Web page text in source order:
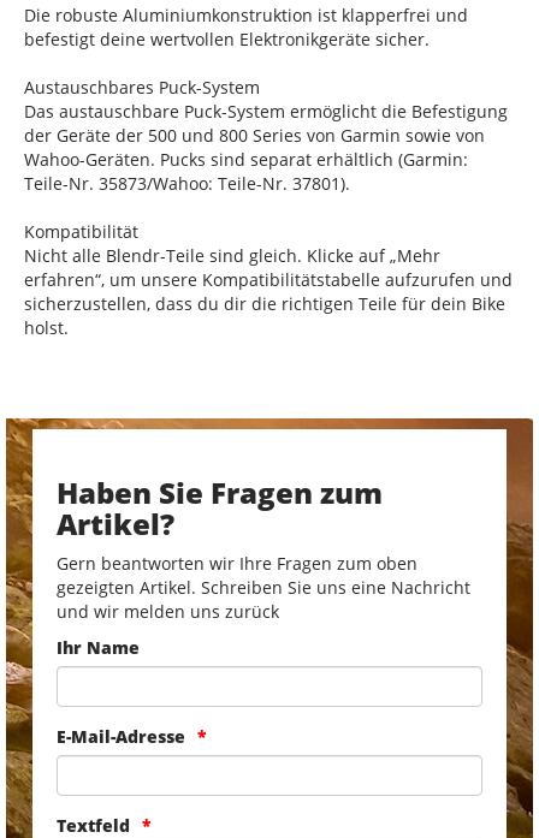
Die robuste Aluminiumkonstruktion ist klapperfrei und
befestigt deine wertvollen Elektronikgeräte sicher.
Austauschbares Puck-System
Das austauschbare Puck-System ermöglicht die Befestigung
der Geräte der 500 und 800 Series von Garmin sowie von
Wahoo-Geräten. Pucks sind separat erhältlich (Garmin:
Teile-Nr. 35873/Wahoo: Teile-Nr. 37801).
Kompatibilität
Nicht alle Blendr-Teile sind gleich. Klicke auf „Mehr
erfahren“, um unsere Kompatibilitätstabelle aufzurufen und
sicherzustellen, dass du dir die richtigen Teile für dein Bike
holst.
Haben Sie Fragen zum
Artikel?
Gern beantworten wir Ihre Fragen zum oben
gezeigten Artikel. Schreiben Sie uns eine Nachricht
und wir melden uns zurück
Ihr Name
E-Mail-Adresse
Textfeld